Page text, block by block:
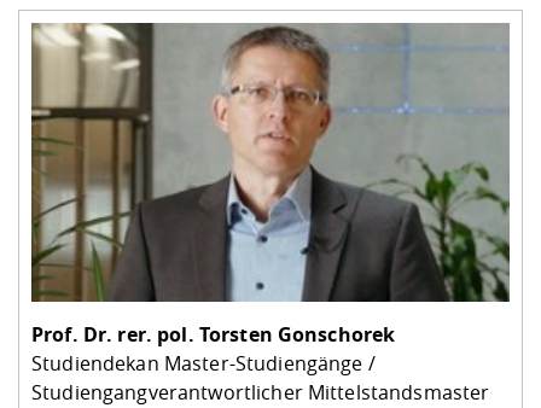
Prof. Dr. rer. pol. Torsten Gonschorek
Studiendekan Master-Studiengänge /
Studiengangverantwortlicher Mittelstandsmaster